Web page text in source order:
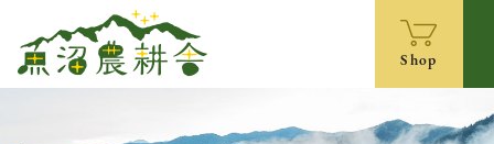
Shop